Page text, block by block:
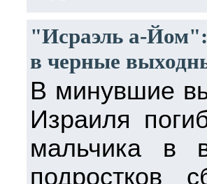
"Исраэль а-Йом":
в черные
В минувшие
Израиля
мальчика в
подростков